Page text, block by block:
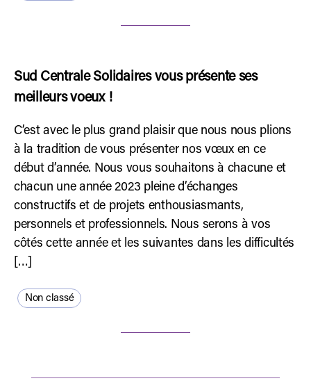
Sud Centrale Solidaires vous présente ses
meilleurs voeux !
C’est avec le plus grand plaisir que nous nous plions
à la tradition de vous présenter nos vœux en ce
début d’année. Nous vous souhaitons à chacune et
chacun une année 2023 pleine d’échanges
constructifs et de projets enthousiasmants,
personnels et professionnels. Nous serons à vos
côtés cette année et les suivantes dans les difficultés
[…]
Non classé